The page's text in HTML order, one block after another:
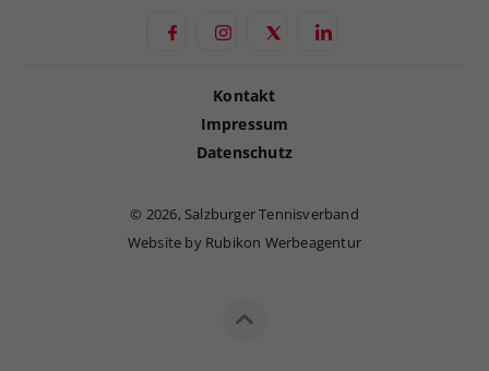
Kontakt
Impressum
Datenschutz
© 2026, Salzburger Tennisverband
Website by Rubikon Werbeagentur